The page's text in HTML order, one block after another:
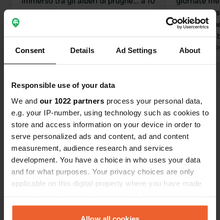
Consent Details Ad Settings About
Responsible use of your data
We and our 1022 partners process your personal data,
e.g. your IP-number, using technology such as cookies to
store and access information on your device in order to
serve personalized ads and content, ad and content
measurement, audience research and services
development. You have a choice in who uses your data
and for what purposes. Your privacy choices are only
applicable on this digital property where you have made
any time from the Cookie Declaration or by clicking on
the Privacy trigger icon.
minuti di bicicletta dal Vrijthof...
tornare.
Tradotto da Google Mostra originale
spaziose e
Mi manca
sapone
loro
potrebbe
fatto
avrebbero
Tradotto da
Visualizza tutte le 172 recensioni
Sei stato qui?
Contatto